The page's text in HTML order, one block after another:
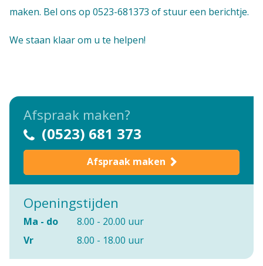
maken. Bel ons op 0523-681373 of stuur een berichtje.
We staan klaarom u te helpen!
Afspraak maken?
(0523) 681 373
Afspraak maken
Openingstijden
Ma - do
8.00 - 20.00 uur
Vr
8.00 - 18.00 uur